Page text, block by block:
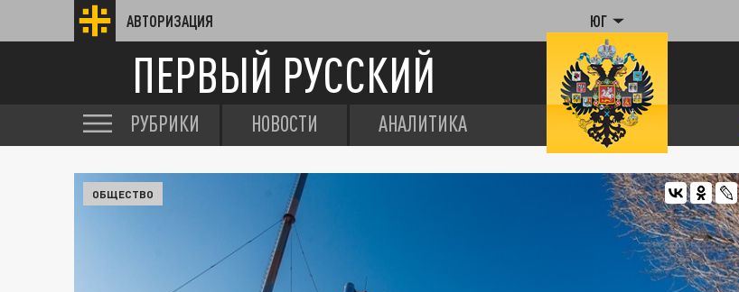
АВТОРИЗАЦИЯ ЮГ
ПЕРВЫЙ РУССКИЙ
РУБРИКИ НОВОСТИ АНАЛИТИКА
ОБЩЕСТВО